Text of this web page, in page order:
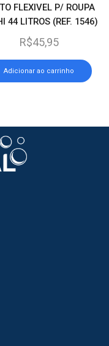
FLEXIVEL P/ ROUPA
44 LITROS (REF. 1546)
R$45,95
Adicionar ao carrinho